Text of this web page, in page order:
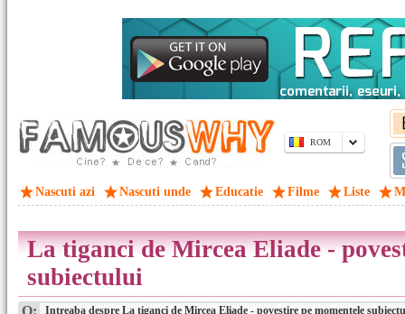
ROM
Nascuti azi Nascuti unde Educatie Filme Liste
La tiganci de Mircea Eliade -
subiectului
Q: Intreaba despre La tiganci de Mircea Eliade - povestire pe momentele